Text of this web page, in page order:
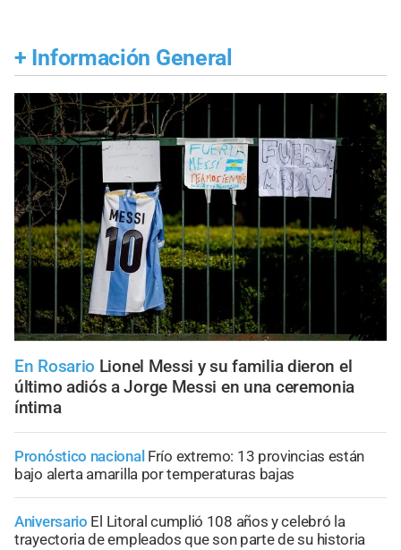
+ Información General
En Rosario Lionel Messi y su familia dieron el
último adiós a Jorge Messi en una ceremonia
íntima
Pronóstico nacional Frío extremo: 13 provincias están
bajo alerta amarilla por temperaturas bajas
Aniversario El Litoral cumplió 108 años y celebró la
trayectoria de empleados que son parte de su historia